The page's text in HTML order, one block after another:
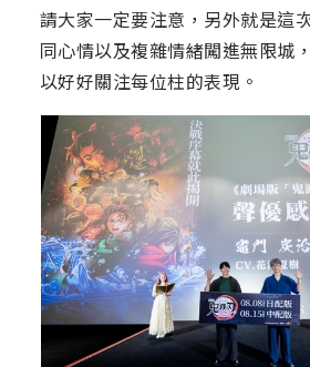
請大家一定要注意，另外就是這
同心情以及複雜情緒闖進無限城
以好好關注每位柱的表現。